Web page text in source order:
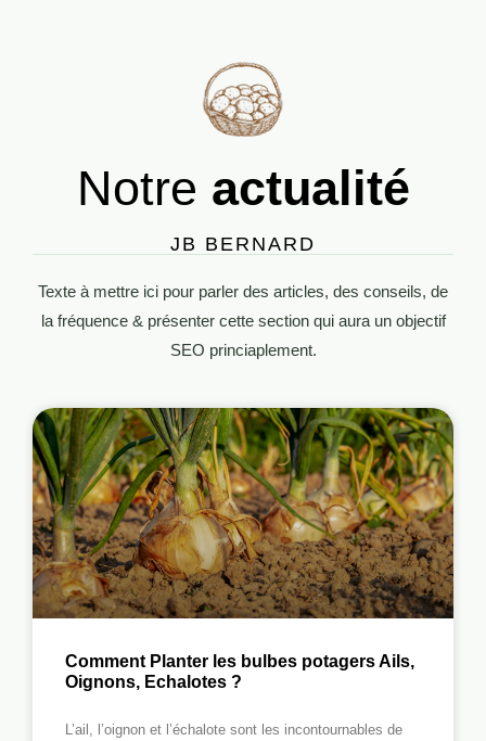
Notre actualité
JB BERNARD
Texte à mettre ici pour parler des articles, des conseils, de
la fréquence & présenter cette section qui aura un objectif
SEO princiaplement.
Comment Planter les bulbes potagers Ails,
Oignons, Echalotes ?
L’ail, l’oignon et l’échalote sont les incontournables de